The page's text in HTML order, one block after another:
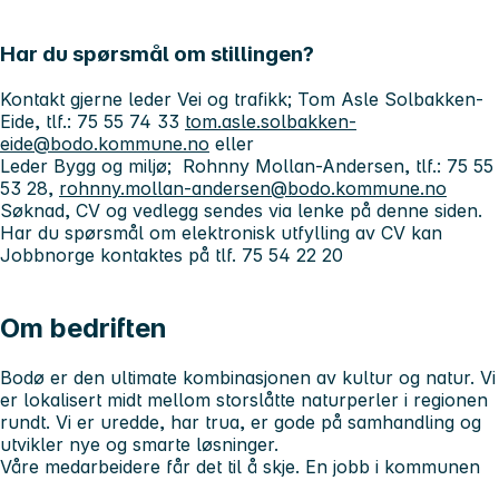
Har du spørsmål om stillingen?
Kontakt gjerne leder Vei og trafikk; Tom Asle Solbakken-
Eide, tlf.: 75 55 74 33 tom.asle.solbakken-
eide@bodo.kommune.no eller
Leder Bygg og miljø; Rohnny Mollan-Andersen, tlf.: 75 55
53 28, rohnny.mollan-andersen@bodo.kommune.no
Søknad, CV og vedlegg sendes via lenke på denne siden.
Har du spørsmål om elektronisk utfylling av CV kan
Jobbnorge kontaktes på tlf. 75 54 22 20
Om bedriften
Bodø er den ultimate kombinasjonen av kultur og natur. Vi
er lokalisert midt mellom storslåtte naturperler i regionen
rundt. Vi er uredde, har trua, er gode på samhandling og
utvikler nye og smarte løsninger.
Våre medarbeidere får det til å skje. En jobb i kommunen